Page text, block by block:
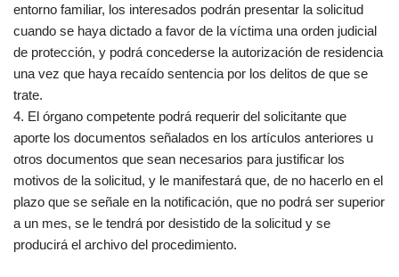
entorno familiar, los interesados podrán presentar la solicitud
cuando se haya dictado a favor de la víctima una orden judicial
de protección, y podrá concederse la autorización de residencia
una vez que haya recaído sentencia por los delitos de que se
trate.
4. El órgano competente podrá requerir del solicitante que
aporte los documentos señalados en los artículos anteriores u
otros documentos que sean necesarios para justificar los
motivos de la solicitud, y le manifestará que, de no hacerlo en el
plazo que se señale en la notificación, que no podrá ser superior
a un mes, se le tendrá por desistido de la solicitud y se
producirá el archivo del procedimiento.